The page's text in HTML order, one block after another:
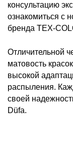
консультацию
ознакомиться с
бренда TEX-
Отличительной
матовость
высокой
распыления.
своей
Düfa.